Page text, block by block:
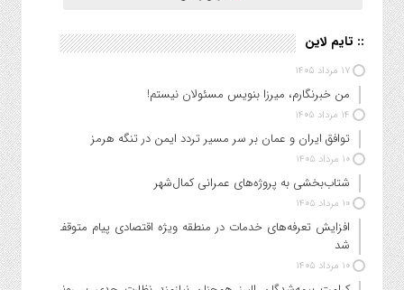
:: تایم لاین
۱۷ مرداد ۱۴۰۵
من خبرنگارم، میرزا بنویس مسئولان نیستم!
۱۴ مرداد ۱۴۰۵
توافق ایران و عمان بر سر مسیر تردد ایمن در تنگه هرمز
۱۰ مرداد ۱۴۰۵
شتاب‌بخشی به پروژه‌های عمرانی کمال‌شهر
۱۰ مرداد ۱۴۰۵
افزایش تعرفه‌های خدمات در منطقه ویژه اقتصادی پیام متوقف
شد
۱۰ مرداد ۱۴۰۵